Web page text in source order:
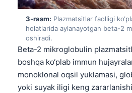
3-rasm: Plazmatsitlar faolligi
holatlarida aylanayotgan beta-2
oshiradi.
Beta-2 mikroglobulin
boshqa ko‘plab immun
monoklonal oqsil yuklamasi,
yoki suyak iligi keng